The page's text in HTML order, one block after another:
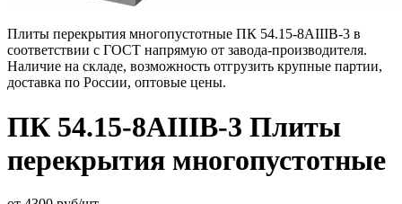
Плиты перекрытия многопустотные ПК 54.15-8АIIIВ-3 в
соответствии с ГОСТ напрямую от завода-производителя.
Наличие на складе, возможность отгрузить крупные партии,
доставка по России, оптовые цены.
ПК 54.15-8АIIIВ-3 Плиты
перекрытия многопустотные